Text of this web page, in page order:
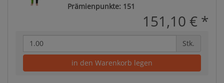
Prämienpunkte: 151
151,10 € *
Stk.
in den Warenkorb legen